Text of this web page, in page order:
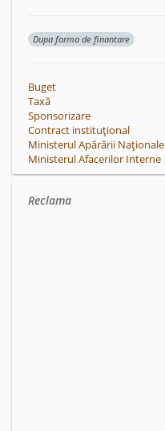
Dupa forma de finantare
Buget
Taxă
Sponsorizare
Contract instituțional
Ministerul Apărării Naționale
Ministerul Afacerilor Interne
Reclama